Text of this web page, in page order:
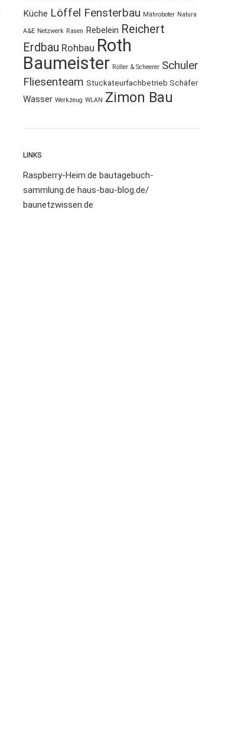
Küche Löffel Fensterbau Mähroboter Natura
A&E Netzwerk Rasen Rebelein Reichert
Erdbau Rohbau Roth
Baumeister Röller & Scheerer Schuler
Fliesenteam Stuckateurfachbetrieb Schäfer
Wasser Werkzeug WLAN Zimon Bau
LINKS
Raspberry-Heim.de bautagebuch-
sammlung.de haus-bau-blog.de/
baunetzwissen.de